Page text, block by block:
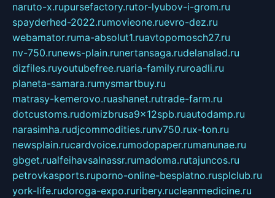
naruto-x.rupursefactory.rutor-lyubov-i-grom.ru
spayderhed-2022.rumovieone.ruevro-dez.ru
webamator.ruma-absolut1.ruavtopomosch27.ru
nv-750.runews-plain.runertansaga.rudelanalad.ru
dizfiles.ruyoutubefree.ruaria-family.ruroadli.ru
planeta-samara.rumysmartbuy.ru
matrasy-kemerovo.ruashanet.rutrade-farm.ru
dotcustoms.rudomizbrusa9x12spb.ruautodamp.ru
narasimha.rudjcommodities.runv750.rux-ton.ru
newsplain.rucardvoice.rumodopaper.rumanunae.ru
gbget.rualfeihavsalnassr.rumadoma.rutajuncos.ru
petrovkasports.ruporno-online-besplatno.rusplclub.ru
york-life.rudoroga-expo.ruribery.rucleanmedicine.ru